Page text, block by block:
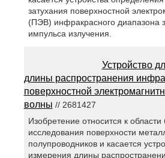
затухания поверхностной
(ПЭВ) инфракрасного диапазона
импульса излучения.
Устройство
длины распространения
поверхностной
волны // 2681427
Изобретение относится к области
исследования поверхности
полупроводников и касается
измерения длины